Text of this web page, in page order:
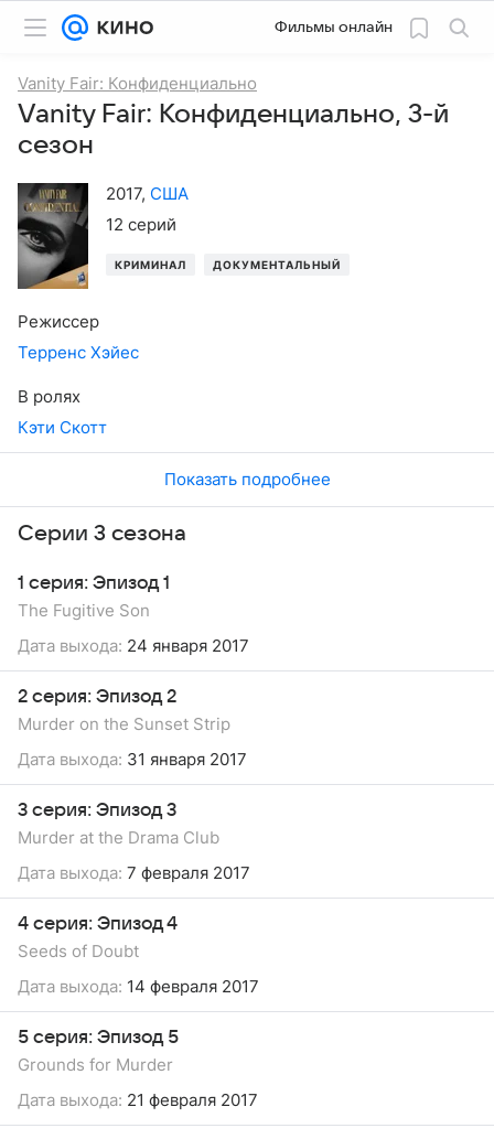
Фильмы онлайн
Vanity Fair: Конфиденциально
Vanity Fair: Конфиденциально, 3-й
сезон
2017, США
12 серий
КРИМИНАЛ ДОКУМЕНТАЛЬНЫЙ
Режиссер
Терренс Хэйес
В ролях
Кэти Скотт
Показать подробнее
Серии 3 сезона
1 серия: Эпизод 1
The Fugitive Son
Дата выхода: 24 января 2017
2 серия: Эпизод 2
Murder on the Sunset Strip
Дата выхода: 31 января 2017
3 серия: Эпизод 3
Murder at the Drama Club
Дата выхода: 7 февраля 2017
4 серия: Эпизод 4
Seeds of Doubt
Дата выхода: 14 февраля 2017
5 серия: Эпизод 5
Grounds for Murder
Дата выхода: 21 февраля 2017